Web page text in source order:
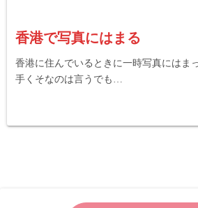
香港で写真にはまる
香港に住んでいるときに一時写真にはま
手くそなのは言うでも…